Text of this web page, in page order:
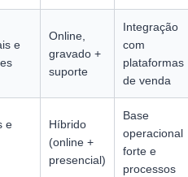
e
Online,
gravado +
suporte
Integração
com
plataformas
de venda
e
Híbrido
(online +
presencial)
Base
operacional
forte e
processos